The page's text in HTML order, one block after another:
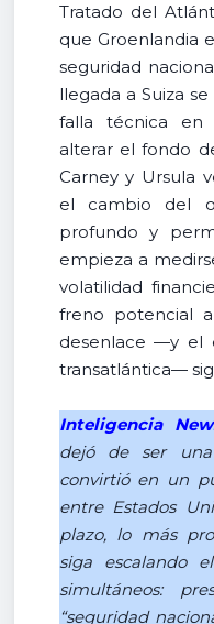
Tratado del
que Groenlandia
seguridad
llegada a Suiza
falla técnica en
alterar el fondo
Carney y Ursula
el cambio del
profundo y
empieza a
volatilidad
freno potencial
desenlace —y el
transatlántica—
Inteligencia
dejó de ser
convirtió en un
entre Estados
plazo, lo más
siga escalando
simultáneos:
“seguridad